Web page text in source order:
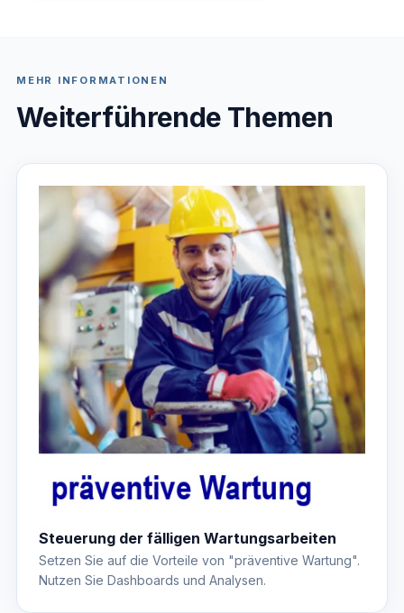
MEHR INFORMATIONEN
Weiterführende Themen
Steuerung der fälligen Wartungsarbeiten
Setzen Sie auf die Vorteile von "präventive Wartung".
Nutzen Sie Dashboards und Analysen.